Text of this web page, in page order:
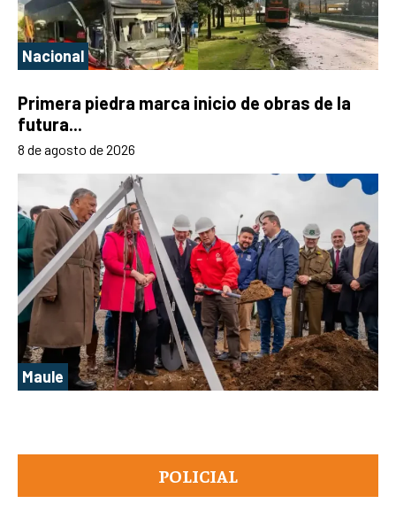
POLICIAL
Nacional
Primera piedra marca inicio de obras de la
futura...
8 de agosto de 2026
Maule